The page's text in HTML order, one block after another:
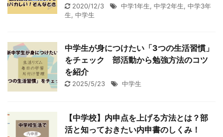
2020/12/3 中学1年生, 中学2年生, 中学3年
生, 中学生
中学生が身につけたい「3つの生活習慣」
をチェック 部活動から勉強方法のコツ
を紹介
2025/5/23 中学生
【中学校】内申点を上げる方法とは？部
活と知っておきたい内申書のしくみ！